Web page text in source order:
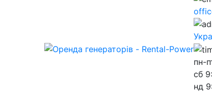
пн-
сб
нд